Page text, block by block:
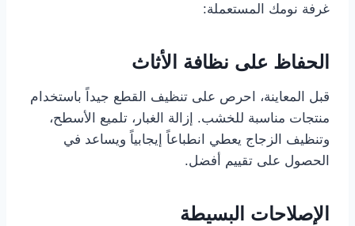
غرفة نومك المستعملة:
الحفاظ على نظافة الأثاث
قبل المعاينة، احرص على تنظيف القطع جيداً باستخدام
منتجات مناسبة للخشب. إزالة الغبار، تلميع الأسطح،
وتنظيف الزجاج يعطي انطباعاً إيجابياً ويساعد في
الحصول على تقييم أفضل.
الإصلاحات البسيطة